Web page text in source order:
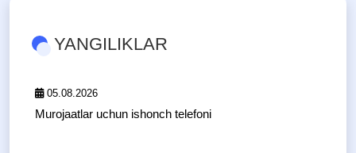
YANGILIKLAR
05.08.2026
Murojaatlar uchun ishonch telefoni